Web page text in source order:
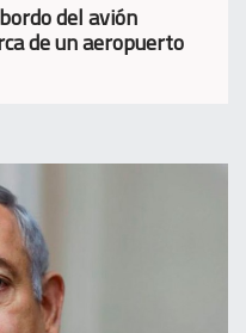
del avión
de un aeropuerto